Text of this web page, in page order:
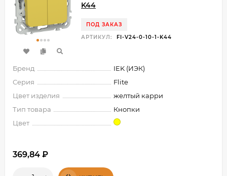
K44
ПОД ЗАКАЗ
АРТИКУЛ:
FI-V24-0-10-1-K44
Бренд
IEK (ИЭК)
Серия
Flite
Цвет изделия
желтый карри
Тип товара
Кнопки
Цвет
369,84 ₽